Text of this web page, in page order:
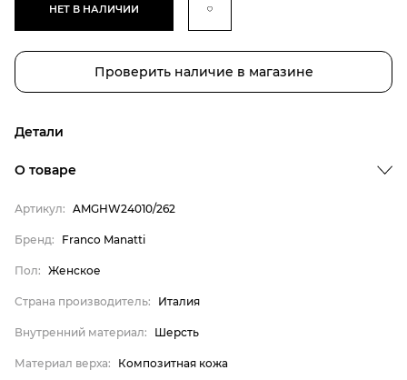
НЕТ В НАЛИЧИИ
Проверить наличие в магазине
Детали
Бренд
Пол
О товаре
Артикул: AMGHW24010/262
Бренд: Franco Manatti
Пол: Женское
Страна производитель: Италия
Внутренний материал: Шерсть
Материал верха: Композитная кожа